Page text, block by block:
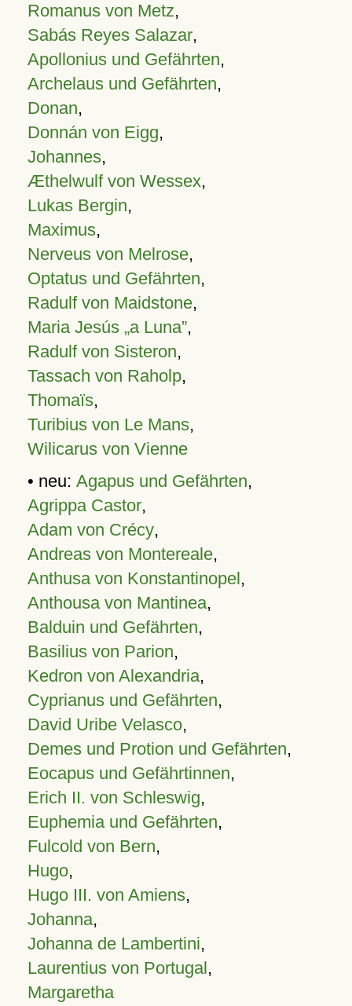
Romanus von Metz,
Sabás Reyes Salazar,
Apollonius und Gefährten,
Archelaus und Gefährten,
Donan,
Donnán von Eigg,
Johannes,
Æthelwulf von Wessex,
Lukas Bergin,
Maximus,
Nerveus von Melrose,
Optatus und Gefährten,
Radulf von Maidstone,
Maria Jesús „a Luna”,
Radulf von Sisteron,
Tassach von Raholp,
Thomaïs,
Turibius von Le Mans,
Wilicarus von Vienne
• neu: Agapus und Gefährten,
Agrippa Castor,
Adam von Crécy,
Andreas von Montereale,
Anthusa von Konstantinopel,
Anthousa von Mantinea,
Balduin und Gefährten,
Basilius von Parion,
Kedron von Alexandria,
Cyprianus und Gefährten,
David Uribe Velasco,
Demes und Protion und Gefährten,
Eocapus und Gefährtinnen,
Erich II. von Schleswig,
Euphemia und Gefährten,
Fulcold von Bern,
Hugo,
Hugo III. von Amiens,
Johanna,
Johanna de Lambertini,
Laurentius von Portugal,
Margaretha